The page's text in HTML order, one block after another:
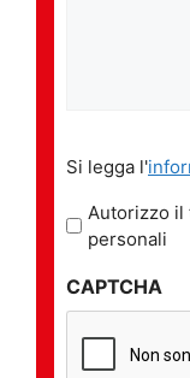
legga
l'informativa
sulla
*
Si legga l'
Autorizzo il
personali
CAPTCHA